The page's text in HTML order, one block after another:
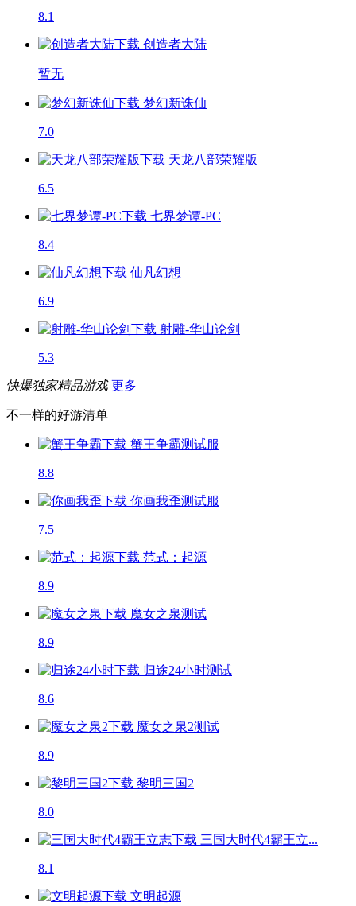
8.1
创造者大陆
暂无
梦幻新诛仙
7.0
天龙八部荣耀版
6.5
七界梦谭-PC
8.4
仙凡幻想
6.9
射雕-华山论剑
5.3
快爆独家精品游戏 更多
不一样的好游清单
蟹王争霸测试服
8.8
你画我歪测试服
7.5
范式：起源
8.9
魔女之泉测试
8.9
归途24小时测试
8.6
魔女之泉2测试
8.9
黎明三国2
8.0
三国大时代4霸王立...
8.1
文明起源